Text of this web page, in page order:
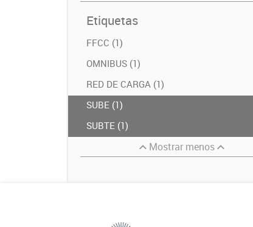
Etiquetas
FFCC (1)
OMNIBUS (1)
RED DE CARGA (1)
SUBE (1)
SUBTE (1)
Mostrar menos